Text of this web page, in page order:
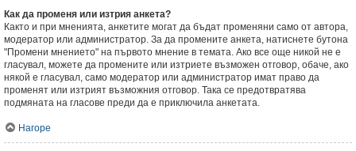
Как да променя или изтрия анкета?
Както и при мненията, анкетите могат да бъдат променяни само от автора,
модератор или администратор. За да промените анкета, натиснете бутона
"Промени мнението" на първото мнение в темата. Ако все още никой не е
гласувал, можете да промените или изтриете възможен отговор, обаче, ако
някой е гласувал, само модератор или администратор имат право да
променят или изтрият възможния отговор. Така се предотвратява
подмяната на гласове преди да е приключила анкетата.
Нагоре